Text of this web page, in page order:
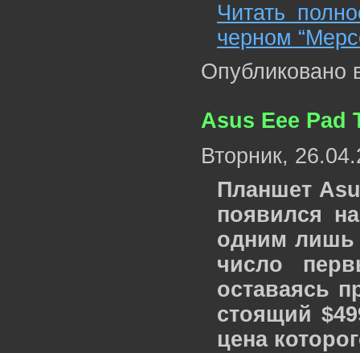
Читать
черном
Опубликовано
Asus Eee Pad
Вторник,
Планшет
появился
одним лишь
число
оставаясь
стоящий
цена